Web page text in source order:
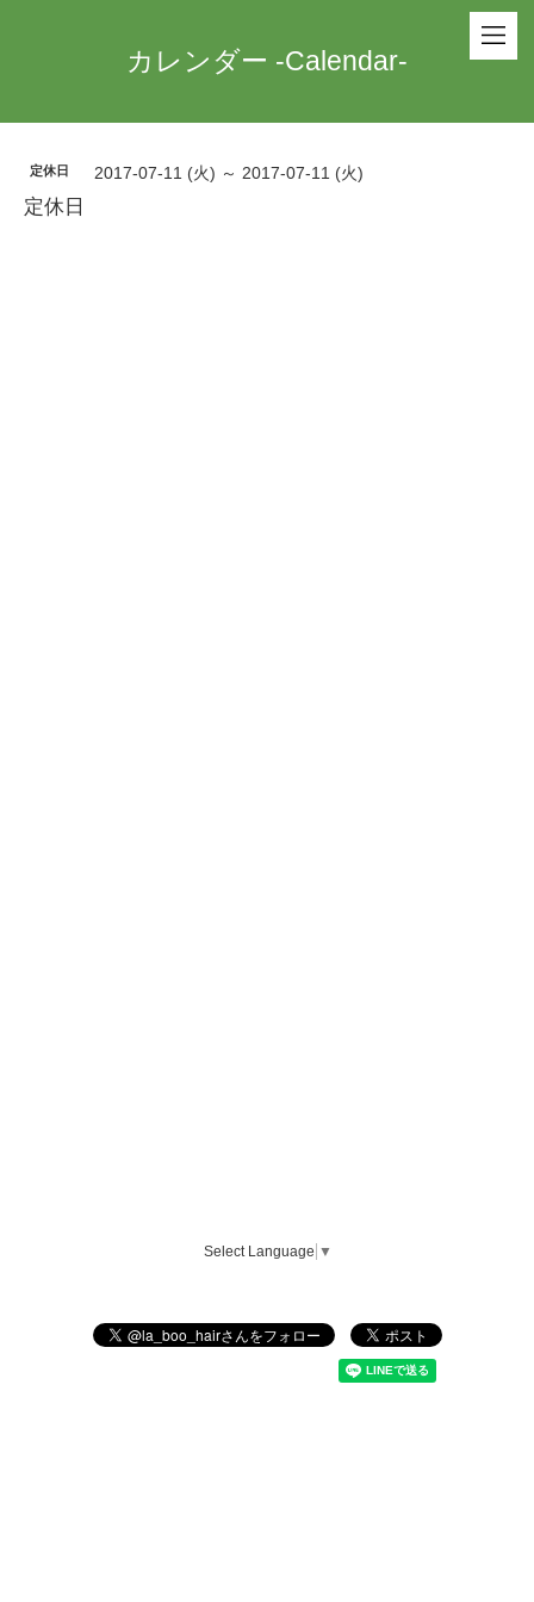
カレンダー -Calendar-
定休日 2017-07-11 (火) ～ 2017-07-11 (火)
定休日
Select Language ▼